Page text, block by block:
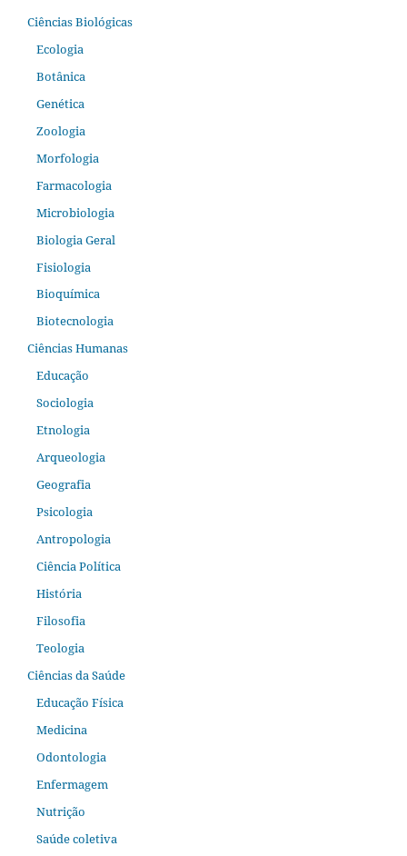
Ciências Biológicas
Ecologia
Botânica
Genética
Zoologia
Morfologia
Farmacologia
Microbiologia
Biologia Geral
Fisiologia
Bioquímica
Biotecnologia
Ciências Humanas
Educação
Sociologia
Etnologia
Arqueologia
Geografia
Psicologia
Antropologia
Ciência Política
História
Filosofia
Teologia
Ciências da Saúde
Educação Física
Medicina
Odontologia
Enfermagem
Nutrição
Saúde coletiva